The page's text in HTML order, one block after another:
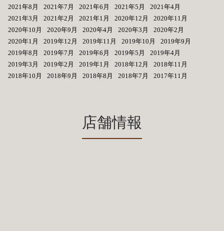
2021年8月
2021年7月 2021年6月 2021年5月
2021年4月
2021年3月
2021年2月 2021年1月 2020年12月
2020年11月
2020年10月
2020年9月 2020年4月 2020年3月
2020年2月
2020年1月
2019年12月 2019年11月 2019年10月
2019年9月
2019年8月
2019年7月 2019年6月 2019年5月
2019年4月
2019年3月
2019年2月 2019年1月 2018年12月
2018年11月
2018年10月
2018年9月 2018年8月 2018年7月 2017年11月
店舗情報